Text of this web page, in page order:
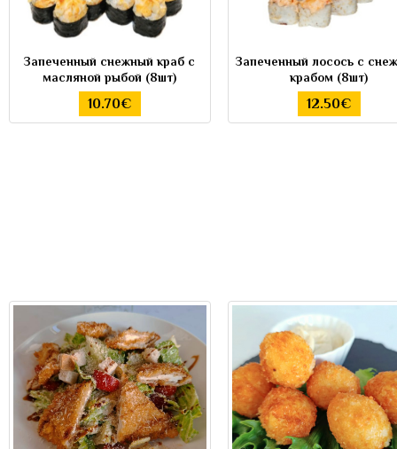
Запеченный снежный краб с
масляной рыбой (8шт)
10.70€
Запеченный лосось с
крабом (8шт)
12.50€